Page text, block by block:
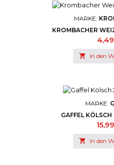
MARKE:
KROMBACHER
Preis
 In den
MARKE:
GAFFEL
Preis
 In den